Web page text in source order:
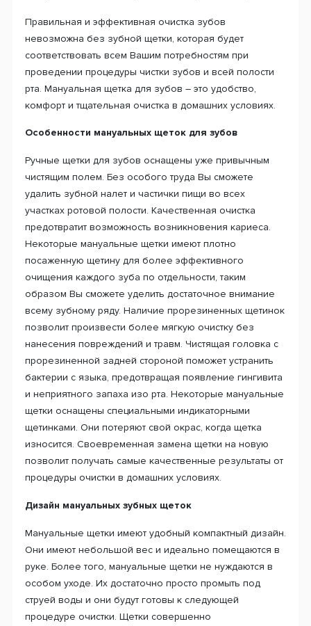
Правильная и эффективная очистка зубов
невозможна без зубной щетки, которая будет
соответствовать всем Вашим потребностям при
проведении процедуры чистки зубов и всей полости
рта. Мануальная щетка для зубов – это удобство,
комфорт и тщательная очистка в домашних условиях.
Особенности мануальных щеток для зубов
Ручные щетки для зубов оснащены уже привычным
чистящим полем. Без особого труда Вы сможете
удалить зубной налет и частички пищи во всех
участках ротовой полости. Качественная очистка
предотвратит возможность возникновения кариеса.
Некоторые мануальные щетки имеют плотно
посаженную щетину для более эффективного
очищения каждого зуба по отдельности, таким
образом Вы сможете уделить достаточное внимание
всему зубному ряду. Наличие прорезиненных щетинок
позволит произвести более мягкую очистку без
нанесения повреждений и травм. Чистящая головка с
прорезиненной задней стороной поможет устранить
бактерии с языка, предотвращая появление гингивита
и неприятного запаха изо рта. Некоторые мануальные
щетки оснащены специальными индикаторными
щетинками. Они потеряют свой окрас, когда щетка
износится. Своевременная замена щетки на новую
позволит получать самые качественные результаты от
процедуры очистки в домашних условиях.
Дизайн мануальных зубных щеток
Мануальные щетки имеют удобный компактный дизайн.
Они имеют небольшой вес и идеально помещаются в
руке. Более того, мануальные щетки не нуждаются в
особом уходе. Их достаточно просто промыть под
струей воды и они будут готовы к следующей
процедуре очистки. Щетки совершенно